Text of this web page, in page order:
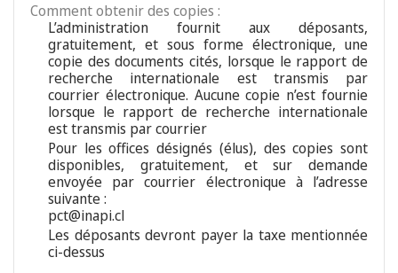
Comment obtenir des copies :
L’administration fournit aux déposants,
gratuitement, et sous forme électronique, une
copie des documents cités, lorsque le rapport de
recherche internationale est transmis par
courrier électronique. Aucune copie n’est fournie
lorsque le rapport de recherche internationale
est transmis par courrier
Pour les offices désignés (élus), des copies sont
disponibles, gratuitement, et sur demande
envoyée par courrier électronique à l’adresse
suivante :
pct@inapi.cl
Les déposants devront payer la taxe mentionnée
ci-dessus